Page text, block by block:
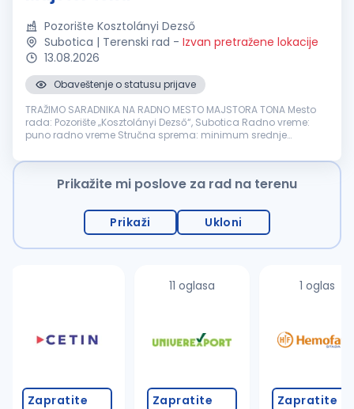
Pozorište Kosztolányi Dezső
Subotica | Terenski rad - Izvan pretražene lokacije
13.08.2026
Obaveštenje o statusu prijave
TRAŽIMO SARADNIKA NA RADNO MESTO MAJSTORA TONA Mesto
rada: Pozorište „Kosztolányi Dezső“, Subotica Radno vreme:
puno radno vreme Stručna sprema: minimum srednje
za potrebe proba i predstava...
Prikažite mi poslove za rad na terenu
Prikaži Ukloni
Zapratite
11 oglasa
Zapratite
1 oglas
Zapratite